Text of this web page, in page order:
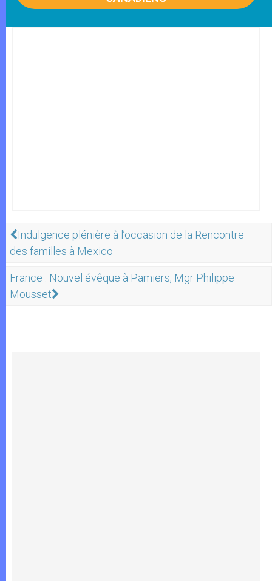
Indulgence plénière à l’occasion de la Rencontre
des familles à Mexico
France : Nouvel évêque à Pamiers, Mgr Philippe
Mousset